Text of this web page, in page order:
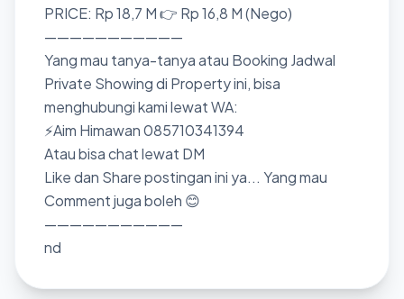
PRICE: Rp 18,7 M 👉 Rp 16,8 M (Nego)
———————————
Yang mau tanya-tanya atau Booking Jadwal
Private Showing di Property ini, bisa
menghubungi kami lewat WA:
⚡Aim Himawan 085710341394
Atau bisa chat lewat DM
Like dan Share postingan ini ya... Yang mau
Comment juga boleh 😊
———————————
nd